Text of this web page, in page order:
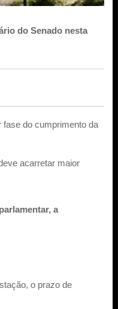
do Senado nesta
fase do cumprimento da
acarretar maior
a
o prazo de